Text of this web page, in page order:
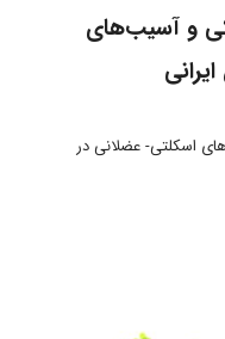
و آسیب‌های
اسکلتی- عضلانی در